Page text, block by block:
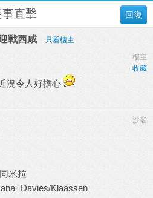
回復
事直擊
戰西咸
只看樓主
樓主
收藏
況令人好擔心
沙發
米拉
Klaassen